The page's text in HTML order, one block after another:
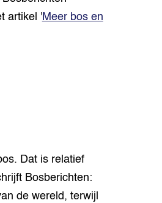
artikel 'Meer bos en
Dat is relatief
Bosberichten:
de wereld, terwijl